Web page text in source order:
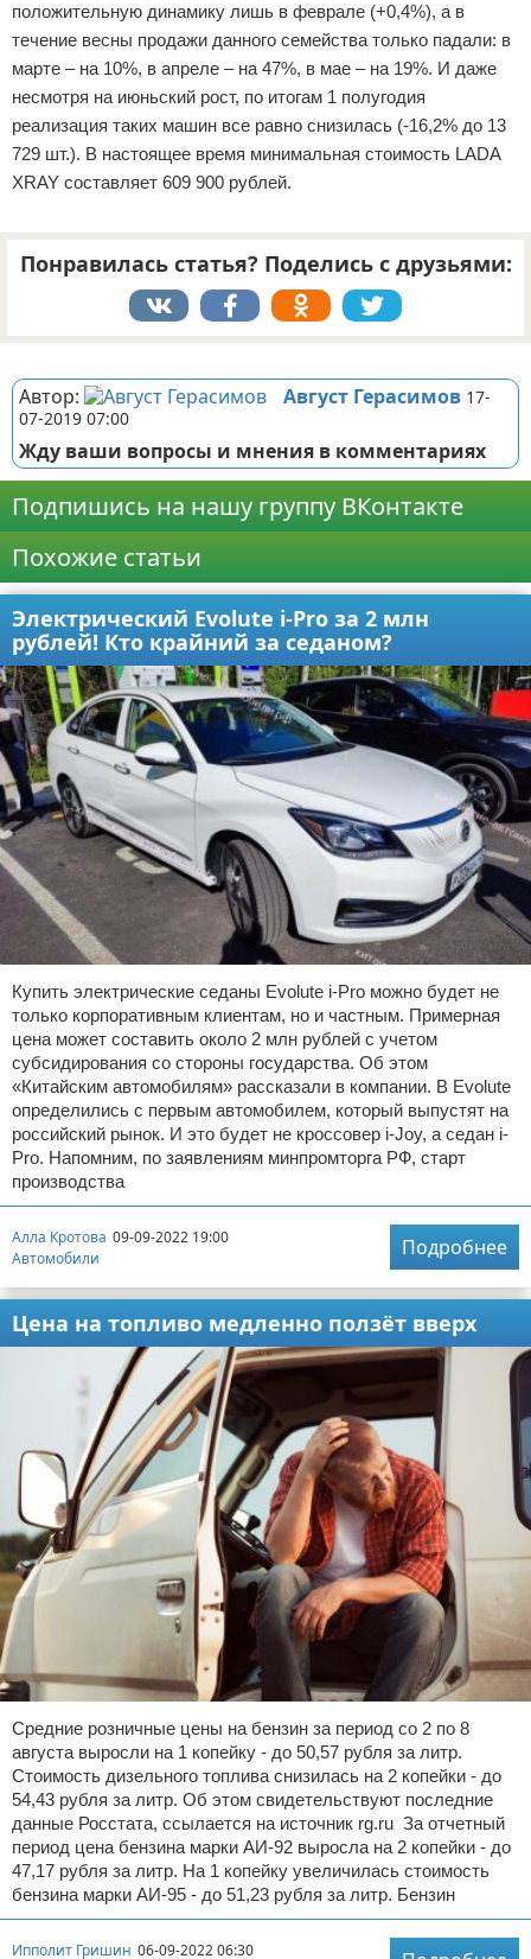
положительную динамику лишь в феврале (+0,4%), а в
течение весны продажи данного семейства только падали: в
марте – на 10%, в апреле – на 47%, в мае – на 19%. И даже
несмотря на июньский рост, по итогам 1 полугодия
реализация таких машин все равно снизилась (-16,2% до 13
729 шт.). В настоящее время минимальная стоимость LADA
XRAY составляет 609 900 рублей.
Понравилась статья? Поделись с друзьями:
Автор: Август Герасимов 17-
07-2019 07:00
Жду ваши вопросы и мнения в комментариях
Подпишись на нашу группу ВКонтакте
Похожие статьи
Электрический Evolute i-Pro за 2 млн
рублей! Кто крайний за седаном?
Купить электрические седаны Evolute i-Pro можно будет не
только корпоративным клиентам, но и частным. Примерная
цена может составить около 2 млн рублей с учетом
субсидирования со стороны государства. Об этом
«Китайским автомобилям» рассказали в компании. В Evolute
определились с первым автомобилем, который выпустят на
российский рынок. И это будет не кроссовер i-Joy, а седан i-
Pro. Напомним, по заявлениям минпромторга РФ, старт
производства
Алла Кротова 09-09-2022 19:00
Автомобили
Подробнее
Цена на топливо медленно ползёт вверх
Средние розничные цены на бензин за период со 2 по 8
августа выросли на 1 копейку - до 50,57 рубля за литр.
Стоимость дизельного топлива снизилась на 2 копейки - до
54,43 рубля за литр. Об этом свидетельствуют последние
данные Росстата, ссылается на источник rg.ru За отчетный
период цена бензина марки АИ-92 выросла на 2 копейки - до
47,17 рубля за литр. На 1 копейку увеличилась стоимость
бензина марки АИ-95 - до 51,23 рубля за литр. Бензин
Ипполит Гришин 06-09-2022 06:30